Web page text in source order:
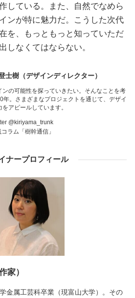
している。また、自然でなめら
ンが特に魅力だ。こうした次代
を、もっともっと知っていただ
しなくてはならない。
士樹（デザインディレクター）
ンの可能性を探っていきたい。そんなことを考
年。さまざまなプロジェクトを通じて、デザイ
をアピールしています。
@kiriyama_trunk
ラム「樹幹通信」
ナープロフィール
家）
金属工芸科卒業（現富山大学）。その